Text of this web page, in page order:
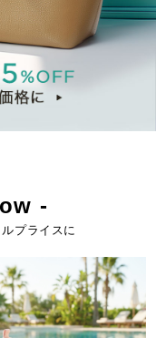
-
プライスに